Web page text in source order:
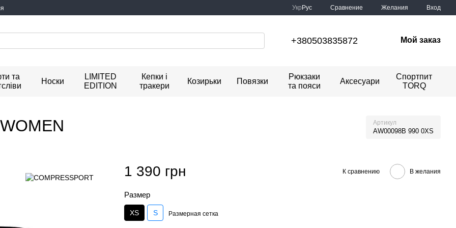
Укр Рус Сравнение Желания Вход
+380503835872 Мой заказ
та
Носки
LIMITED
EDITION
Кепки і
тракери
Козирьки Повязки
Рюкзаки
та пояси
Аксесуари
Спортпит
TORQ
Артикул
AW00098B 990 0XS
1 390 грн К сравнению В желания
Размер
XS S Размерная сетка